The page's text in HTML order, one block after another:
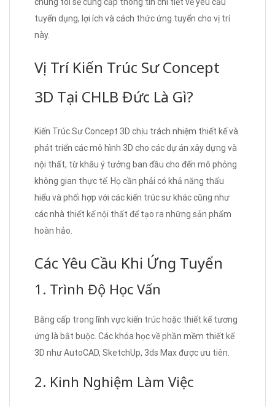
tuyển dụng, lợi ích và cách thức ứng tuyển cho vị trí
này.
Vị Trí Kiến Trúc Sư Concept
3D Tại CHLB Đức Là Gì?
Kiến Trúc Sư Concept 3D chịu trách nhiệm thiết kế và
phát triển các mô hình 3D cho các dự án xây dựng và
nội thất, từ khâu ý tưởng ban đầu cho đến mô phỏng
không gian thực tế. Họ cần phải có khả năng thấu
hiểu và phối hợp với các kiến trúc sư khác cũng như
các nhà thiết kế nội thất để tạo ra những sản phẩm
hoàn hảo.
Các Yêu Cầu Khi Ứng Tuyển
1. Trình Độ Học Vấn
Bằng cấp trong lĩnh vực kiến trúc hoặc thiết kế tương
ứng là bắt buộc. Các khóa học về phần mềm thiết kế
3D như AutoCAD, SketchUp, 3ds Max được ưu tiên.
2. Kinh Nghiệm Làm Việc